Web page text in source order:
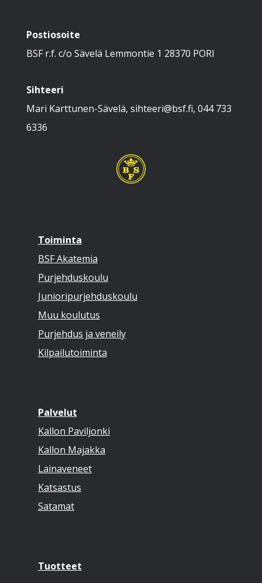
Postiosoite
BSF r.f. c/o Sävelä Lemmontie 1 28370 PORI
Sihteeri
Mari Karttunen-Sävelä, sihteeri@bsf.fi, 044 733
6336
Toiminta
BSF Akatemia
Purjehduskoulu
Junioripurjehduskoulu
Muu koulutus
Purjehdus ja veneily
Kilpailutoiminta
Palvelut
Kallon Paviljonki
Kallon Majakka
Lainaveneet
Katsastus
Satamat
Tuotteet